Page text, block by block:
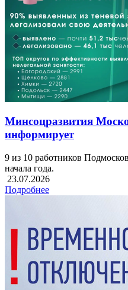
Минсоцразвития
информирует
9 из 10 работников
начала года.
23.07.2026
Подробнее